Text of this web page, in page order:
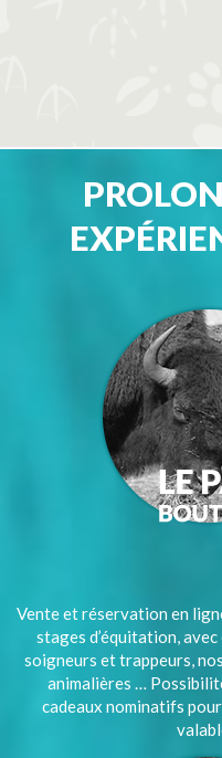
Vente et réservation en
stages d’équitation,
soigneurs et trappeurs,
animalières …
cadeaux nominatifs